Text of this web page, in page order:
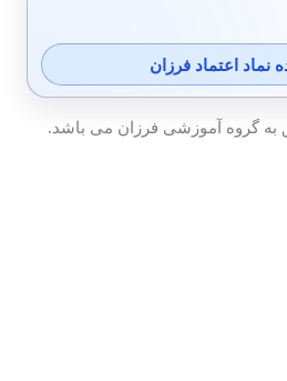
نماد اعتماد فرزان
به گروه آموزشی فرزان می باشد.